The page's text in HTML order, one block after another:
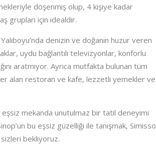
döşenmiş olup, 4 kişiye kadar
grupları için idealdir.
denizin ve doğanın huzur veren
uydu bağlantılı televizyonlar, konforlu
aratmıyor. Ayrıca mutfakta bulunan tüm
alan restoran ve kafe, lezzetli yemekler ve
eşsiz mekanda unutulmaz bir tatil deneyimi
bu eşsiz güzelliği ile tanışmak, Simisso
sizleri bekliyoruz.